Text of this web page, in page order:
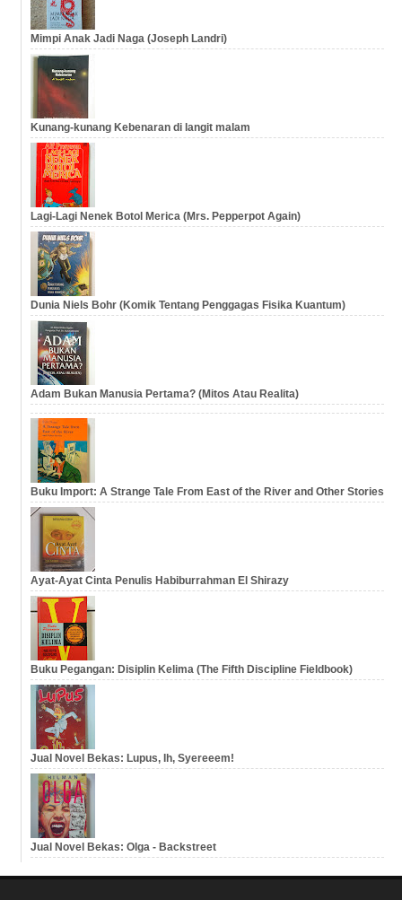
Mimpi Anak Jadi Naga (Joseph Landri)
Kunang-kunang Kebenaran di langit malam
Lagi-Lagi Nenek Botol Merica (Mrs. Pepperpot Again)
Dunia Niels Bohr (Komik Tentang Penggagas Fisika Kuantum)
Adam Bukan Manusia Pertama? (Mitos Atau Realita)
Buku Import: A Strange Tale From East of the River and Other Stories
Ayat-Ayat Cinta Penulis Habiburrahman El Shirazy
Buku Pegangan: Disiplin Kelima (The Fifth Discipline Fieldbook)
Jual Novel Bekas: Lupus, Ih, Syereeem!
Jual Novel Bekas: Olga - Backstreet